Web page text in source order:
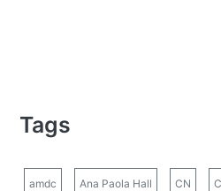
Tags
amdc Ana Paola Hall CN